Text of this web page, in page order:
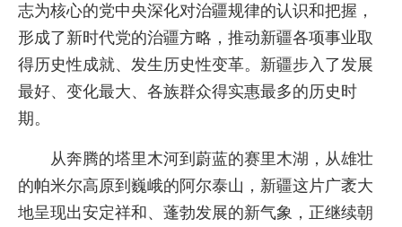
志为核心的党中央深化对治疆规律的认识和把握，
形成了新时代党的治疆方略，推动新疆各项事业取
得历史性成就、发生历史性变革。新疆步入了发展
最好、变化最大、各族群众得实惠最多的历史时
期。
从奔腾的塔里木河到蔚蓝的赛里木湖，从雄壮
的帕米尔高原到巍峨的阿尔泰山，新疆这片广袤大
地呈现出安定祥和、蓬勃发展的新气象，正继续朝